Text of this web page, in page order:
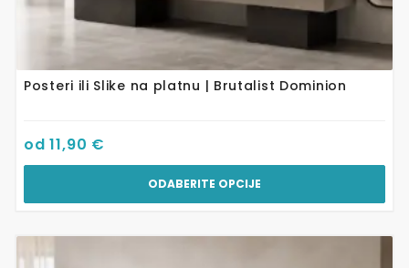
Posteri ili Slike na platnu | Brutalist Dominion
od11,90 €
ODABERITE OPCIJE
Ovaj